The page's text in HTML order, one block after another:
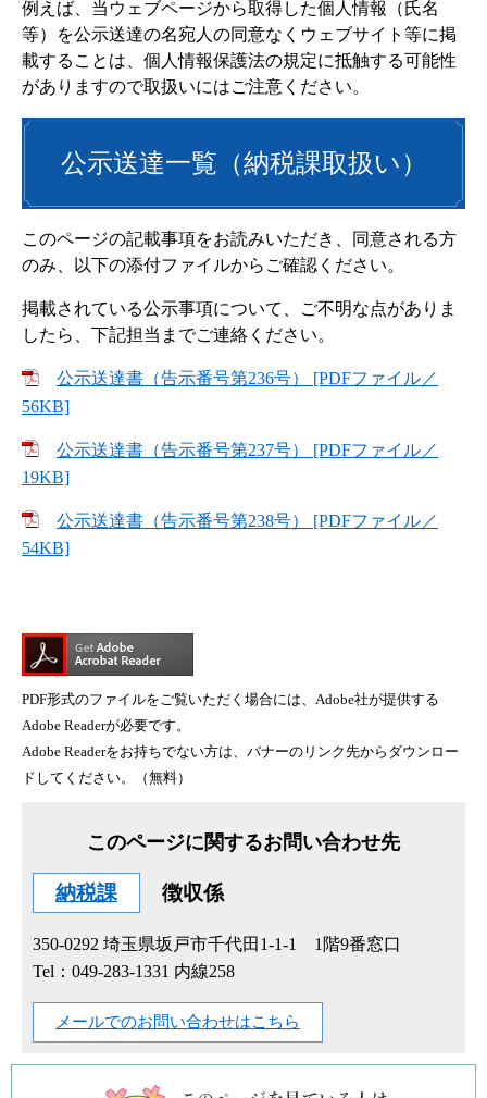
例えば、当ウェブページから取得した個人情報（氏名
等）を公示送達の名宛人の同意なくウェブサイト等に掲
載することは、個人情報保護法の規定に抵触する可能性
がありますので取扱いにはご注意ください。
公示送達一覧（納税課取扱い）
このページの記載事項をお読みいただき、同意される方
のみ、以下の添付ファイルからご確認ください。
掲載されている公示事項について、ご不明な点がありま
したら、下記担当までご連絡ください。
公示送達書（告示番号第236号） [PDFファイル／
56KB]
公示送達書（告示番号第237号） [PDFファイル／
19KB]
公示送達書（告示番号第238号） [PDFファイル／
54KB]
PDF形式のファイルをご覧いただく場合には、Adobe社が提供する
Adobe Readerが必要です。
Adobe Readerをお持ちでない方は、バナーのリンク先からダウンロー
ドしてください。（無料）
このページに関するお問い合わせ先
納税課 徴収係
350-0292 埼玉県坂戸市千代田1-1-1 1階9番窓口
Tel：049-283-1331 内線258
メールでのお問い合わせはこちら